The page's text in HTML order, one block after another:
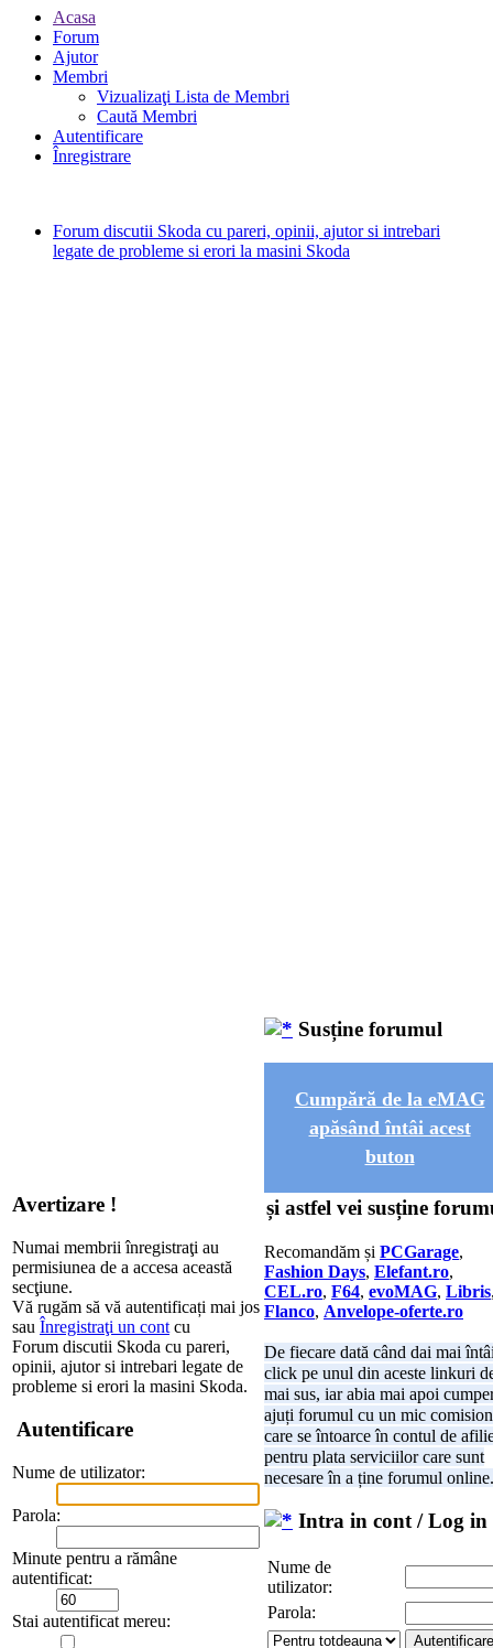
Acasa
Forum
Ajutor
Membri
Vizualizaţi Lista de Membri
Caută Membri
Autentificare
Înregistrare
Forum discutii Skoda cu pareri, opinii, ajutor si intrebari
legate de probleme si erori la masini Skoda
Avertizare !
Numai membrii înregistraţi au
permisiunea de a accesa această
secţiune.
Vă rugăm să vă autentificați mai jos
sau Înregistraţi un cont cu
Forum discutii Skoda cu pareri,
opinii, ajutor si intrebari legate de
probleme si erori la masini Skoda.
Autentificare
Nume de utilizator:
Parola:
Minute pentru a rămâne
autentificat:
Stai autentificat mereu:
Susține forumul
Cumpără de la eMAG
apăsând întâi acest
buton
și astfel vei susține
Recomandăm și PCGarage,
Fashion Days, Elefant.ro,
CEL.ro, F64, evoMAG, Libris
Flanco, Anvelope-oferte.ro
De fiecare dată când dai mai
click pe unul din aceste linkuri
mai sus, iar abia mai apoi
ajuți forumul cu un mic comision
care se întoarce în contul de
pentru plata serviciilor care sunt
necesare în a ține forumul online.
Intra in cont / Log in
Nume de
utilizator:
Parola: